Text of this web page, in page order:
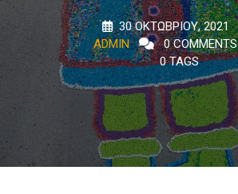
30 ΟΚΤΩΒΡΊΟΥ, 2021
ADMIN
0 COMMENTS
0 TAGS